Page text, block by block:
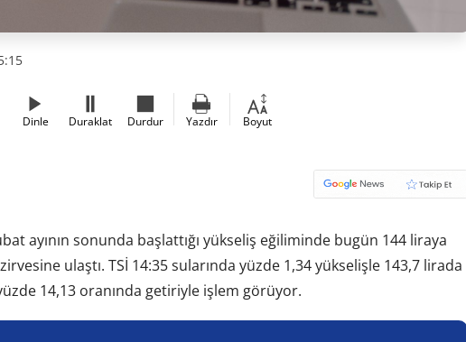
Dinle Duraklat Durdur Yazdır Boyut
ayının sonunda başlattığı yükseliş eğiliminde bugün 144 liraya
ulaştı. TSİ 14:35 sularında yüzde 1,34 yükselişle 143,7 lirada
14,13 oranında getiriyle işlem görüyor.